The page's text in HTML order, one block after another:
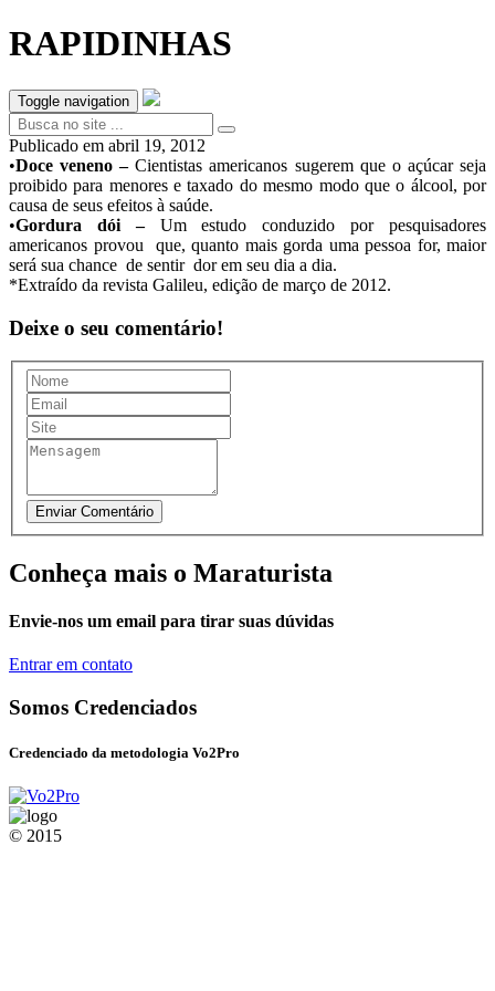
RAPIDINHAS
Toggle navigation
Publicado em abril 19, 2012
•Doce veneno –Cientistas americanos sugerem que o açúcar seja
proibido para menores e taxado do mesmo modo que o álcool, por
causa de seus efeitos à saúde.
•Gordura dói – Um estudo conduzido por pesquisadores
americanos provou que, quanto mais gorda uma pessoa for, maior
será sua chance de sentir dor em seu dia a dia.
*Extraído da revista Galileu, edição de março de 2012.
Deixe o seu comentário!
Conheça mais o Maraturista
Envie-nos um email para tirar suas dúvidas
Entrar em contato
Somos Credenciados
Credenciado da metodologia Vo2Pro
© 2015